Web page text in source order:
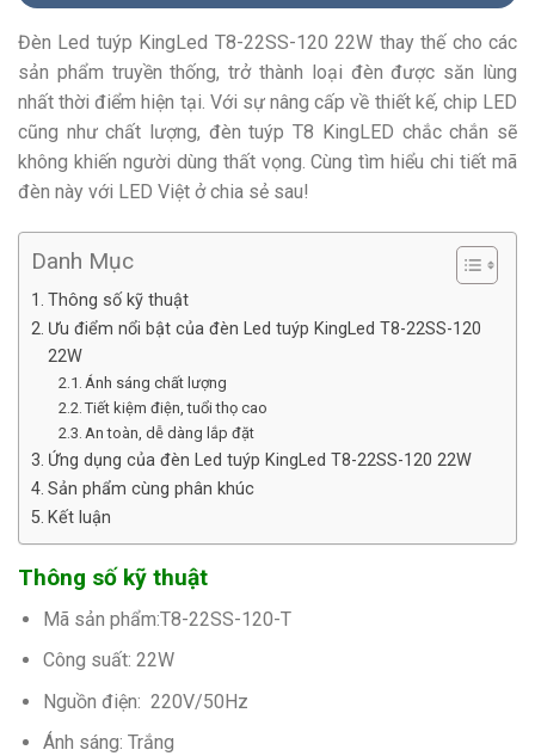
Đèn Led tuýp KingLed T8-22SS-120 22W thay thế cho các
sản phẩm truyền thống, trở thành loại đèn được săn lùng
nhất thời điểm hiện tại. Với sự nâng cấp về thiết kế, chip LED
cũng như chất lượng, đèn tuýp T8 KingLED chắc chắn sẽ
không khiến người dùng thất vọng. Cùng tìm hiểu chi tiết mã
đèn này với LED Việt ở chia sẻ sau!
Danh Mục
Thông số kỹ thuật
Ưu điểm nổi bật của đèn Led tuýp KingLed T8-22SS-120
22W
Ánh sáng chất lượng
Tiết kiệm điện, tuổi thọ cao
An toàn, dễ dàng lắp đặt
Ứng dụng của đèn Led tuýp KingLed T8-22SS-120 22W
Sản phẩm cùng phân khúc
Kết luận
Thông số kỹ thuật
Mã sản phẩm:T8-22SS-120-T
Công suất: 22W
Nguồn điện: 220V/50Hz
Ánh sáng: Trắng